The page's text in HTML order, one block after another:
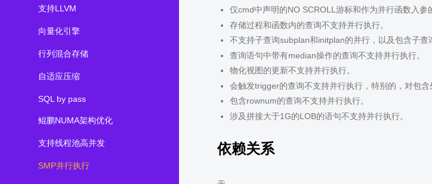
支持LLVM
向量化引擎
行列混合存储
自适应压缩
SQL by pass
鲲鹏NUMA架构优化
支持线程池高并发
SMP并行执行
仅cmd中声明的NO SCROLL游标和作为并行函数入参
存储过程和函数内的查询不支持并行执行。
不支持子查询subplan和initplan的并行，以及包含子查
查询语句中带有median操作的查询不支持并行执行。
物化视图的更新不支持并行执行。
会触发trigger的查询不支持并行执行，特别的，对包
包含rownum的查询不支持并行执行。
涉及拼接大于1G的LOB的语句不支持并行执行。
依赖关系